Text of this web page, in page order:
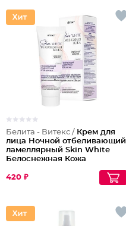
Белита - Витекс / Крем для
лица Ночной отбеливающий
ламеллярный Skin White
Белоснежная Кожа
420 ₽